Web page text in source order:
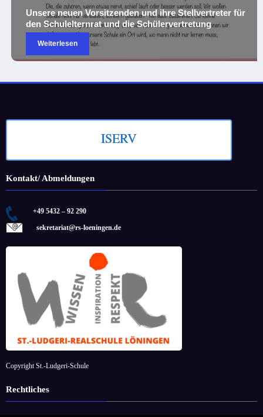
Unsere neuen Vorsitzenden und ihre Stellvertreter für
den Schulelternrat und die Schülervertretung
Weiterlesen
ISERV
Kontakt/ Abmeldungen
+49 5432 – 92 290
sekretariat@rs-loeningen.de
Copyright St.-Ludgeri-Schule
Rechtliches